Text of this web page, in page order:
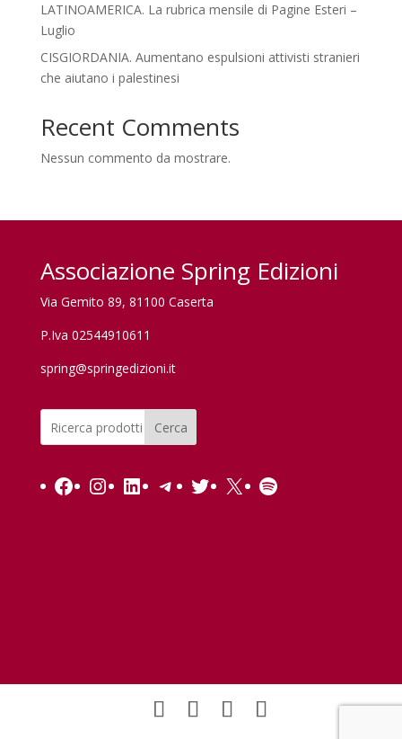
LATINOAMERICA. La rubrica mensile di Pagine Esteri –
Luglio
CISGIORDANIA. Aumentano espulsioni attivisti stranieri
che aiutano i palestinesi
Recent Comments
Nessun commento da mostrare.
Associazione Spring Edizioni
Via Gemito 89, 81100 Caserta
P.Iva 02544910611
spring@springedizioni.it
Cerca
Facebook
Instagram
LinkedIn
Telegram
Twitter
X Spotify